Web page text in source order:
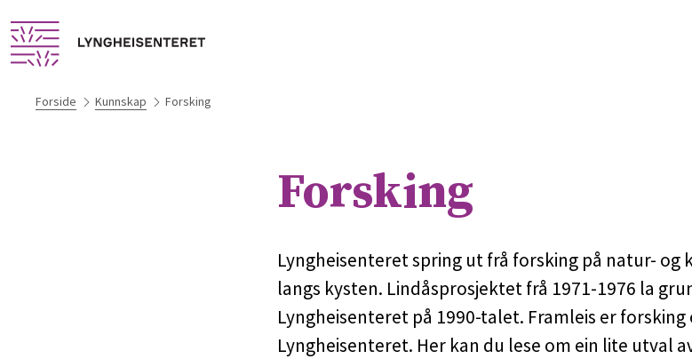
Forside Kunnskap Forsking
Forsking
Lyngheisenteret spring ut frå forsking på natur-
langs kysten. Lindåsprosjektet frå 1971-1976 la
Lyngheisenteret på 1990-talet. Framleis er
Lyngheisenteret. Her kan du lese om ein lite utval